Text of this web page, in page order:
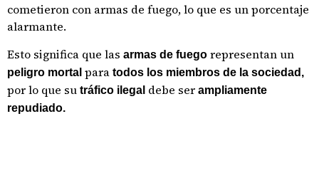
cometieron con armas de fuego, lo que es un porcentaje
alarmante.
Esto significa que las armas de fuego representan un
peligro mortal para todos los miembros de la sociedad,
por lo que su tráfico ilegal debe ser ampliamente
repudiado.